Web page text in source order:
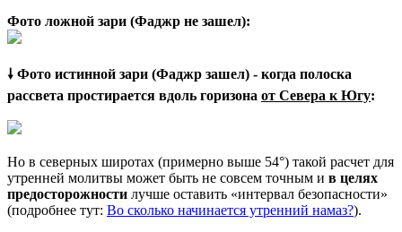
Фото ложной зари (Фаджр не зашел):
🠗 Фото истинной зари (Фаджр зашел) - когда полоска
рассвета простирается вдоль горизона от Севера к Югу:
Но в северных широтах (примерно выше 54°) такой расчет для
утренней молитвы может быть не совсем точным и в целях
предосторожности лучше оставить «интервал безопасности»
(подробнее тут: Во сколько начинается утренний намаз?).